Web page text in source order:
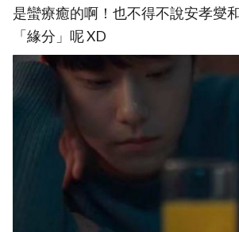
是蠻療癒的啊！也不得不說安孝燮
「緣分」呢 XD